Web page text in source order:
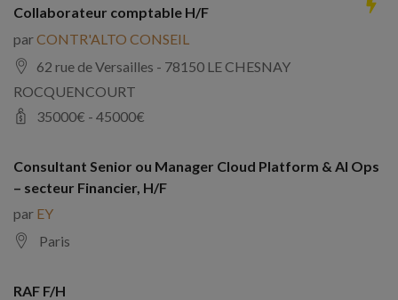
Collaborateur comptable H/F
parCONTR'ALTO CONSEIL
62 rue de Versailles - 78150 LE CHESNAY
ROCQUENCOURT
35000€ - 45000€
Consultant Senior ou Manager Cloud Platform & AI Ops
– secteur Financier, H/F
par EY
Paris
RAF F/H